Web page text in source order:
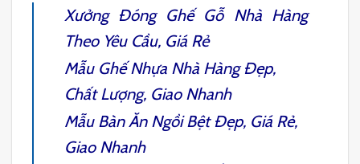
Xưởng Đóng Ghế Gỗ Nhà Hàng
Theo Yêu Cầu, Giá Rẻ
Mẫu Ghế Nhựa Nhà HàngĐẹp,
Chất Lượng, Giao Nhanh
Mẫu Bàn Ăn Ngồi BệtĐẹp, Giá Rẻ,
Giao Nhanh